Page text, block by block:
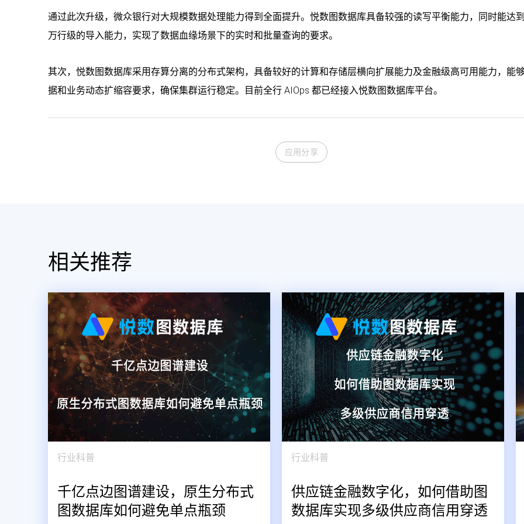
通过此次升级，微众银行对大规模数据处理能力得到全面提升。悦数图数据库具备较强的读写平衡能力，同时能达
万行级的导入能力，实现了数据血缘场景下的实时和批量查询的要求。
其次，悦数图数据库采用存算分离的分布式架构，具备较好的计算和存储层横向扩展能力及金融级高可用能力，能
据和业务动态扩缩容要求，确保集群运行稳定。目前全行 AIOps 都已经接入悦数图数据库平台。
应用分享
相关推荐
行业科普
千亿点边图谱建设，原生分布式
图数据库如何避免单点瓶颈
行业科普
供应链金融数字化，如何借助图
数据库实现多级供应商信用穿透